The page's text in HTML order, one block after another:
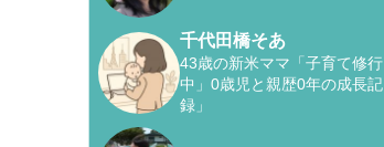
千代田橋そあ
43歳の新米ママ「子育て修行
中」0歳児と親歴0年の成長記
録」